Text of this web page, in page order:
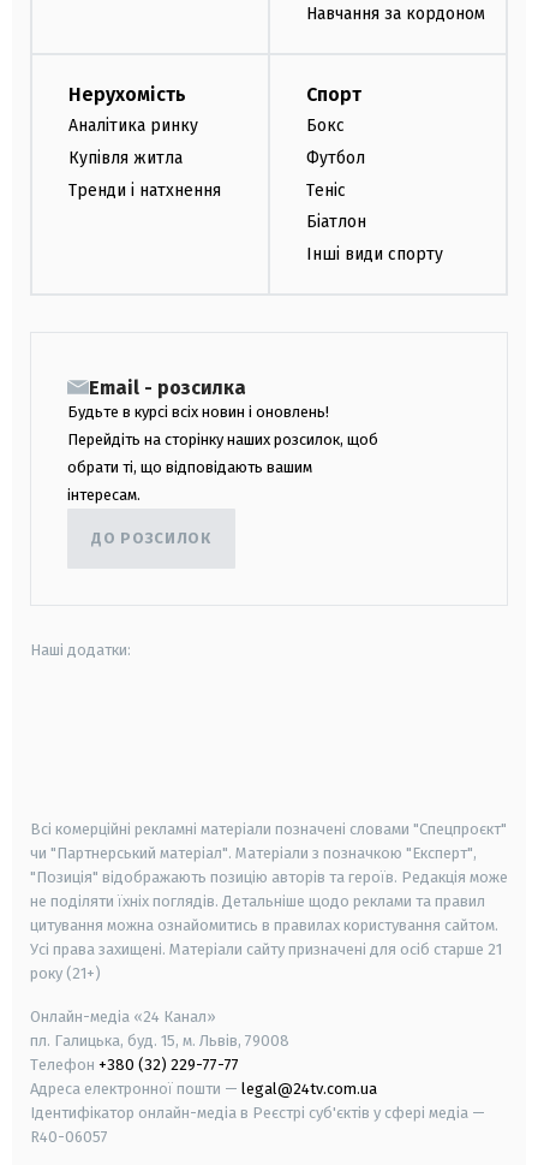
Навчання за кордоном
Нерухомість
Аналітика ринку
Купівля житла
Тренди і натхнення
Спорт
Бокс
Футбол
Теніс
Біатлон
Інші види спорту
Email - розсилка
Будьте в курсі всіх новин і оновлень!
Перейдіть на сторінку наших розсилок, щоб
обрати ті, що відповідають вашим
інтересам.
ДО РОЗСИЛОК
Наші додатки:
Всі комерційні рекламні матеріали позначені словами "Спецпроєкт"
чи "Партнерський матеріал". Матеріали з позначкою "Експерт",
"Позиція" відображають позицію авторів та героїв. Редакція може
не поділяти їхніх поглядів. Детальніше щодо реклами та правил
цитування можна ознайомитись в правилах користування сайтом.
Усі права захищені. Матеріали сайту призначені для осіб старше 21
року (21+)
Онлайн-медіа «24 Канал»
пл. Галицька, буд. 15, м. Львів, 79008
Телефон +380 (32) 229-77-77
Адреса електронної пошти — legal@24tv.com.ua
Ідентифікатор онлайн-медіа в Реєстрі суб'єктів у сфері медіа —
R40-06057